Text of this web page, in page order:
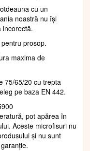
cu un
noastră nu își
incorectă.
prosop.
maxima de
75/65/20 cu trepta
pe baza EN 442.
pot apărea în
Aceste microfisuri nu
și nu sunt